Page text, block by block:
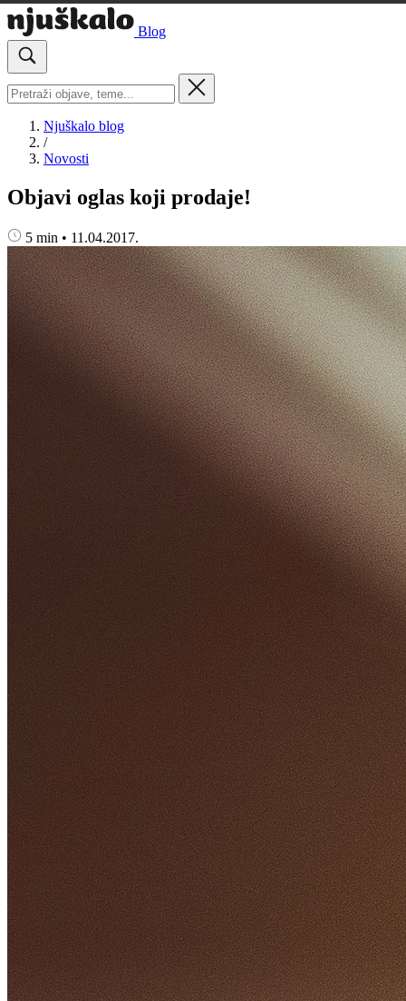
Blog
Njuškalo blog
/
Novosti
Objavi oglas koji prodaje!
5 min • 11.04.2017.